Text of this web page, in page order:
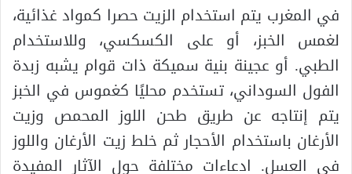
في المغرب يتم استخدام الزيت حصرا كمواد غذائية،
لغمس الخبز، أو على الكسكسي، وللاستخدام
الطبي. أو عجينة بنية سميكة ذات قوام يشبه زبدة
الفول السوداني، تستخدم محليًا كغموس في الخبز
يتم إنتاجه عن طريق طحن اللوز المحمص وزيت
الأرغان باستخدام الأحجار ثم خلط زيت الأرغان واللوز
في العسل. ادعاءات مختلفة حول الآثار المفيدة